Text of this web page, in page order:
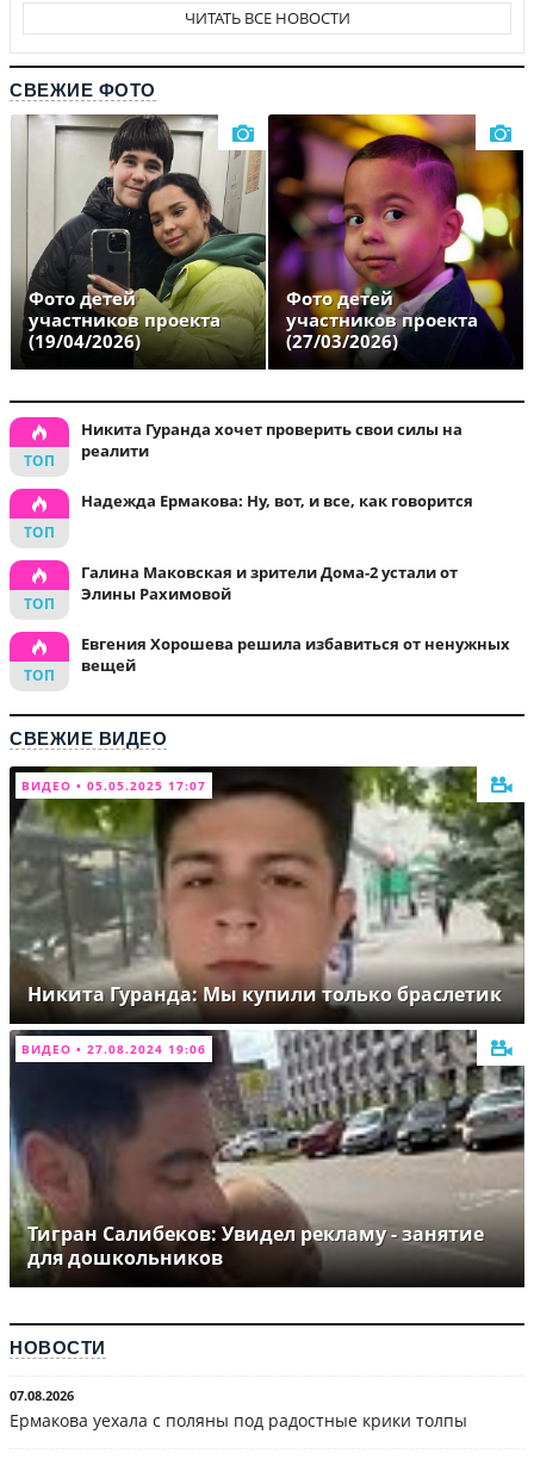
ЧИТАТЬ ВСЕ НОВОСТИ
СВЕЖИЕ ФОТО
Фото детей
участников проекта
(19/04/2026)
Фото детей
участников проекта
(27/03/2026)
Никита Гуранда хочет проверить свои силы на
реалити
Надежда Ермакова: Ну, вот, и все, как говорится
Галина Маковская и зрители Дома-2 устали от
Элины Рахимовой
Евгения Хорошева решила избавиться от ненужных
вещей
СВЕЖИЕ ВИДЕО
ВИДЕО • 05.05.2025 17:07
Никита Гуранда: Мы купили только браслетик
ВИДЕО • 27.08.2024 19:06
Тигран Салибеков: Увидел рекламу - занятие
для дошкольников
НОВОСТИ
07.08.2026
Ермакова уехала с поляны под радостные крики толпы